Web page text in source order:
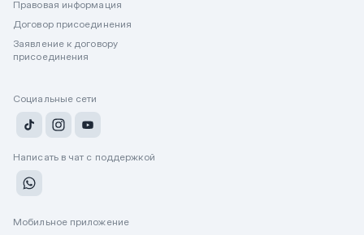
Правовая информация
Договор присоединения
Заявление к договору
присоединения
Социальные сети
Написать в чат с поддержкой
Мобильное приложение